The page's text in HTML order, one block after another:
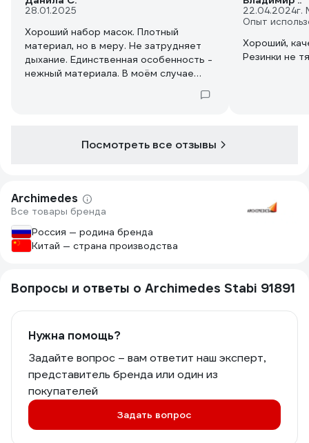
28.01.2025
Хороший набор масок. Плотный
материал, но в меру. Не затрудняет
дыхание. Единственная особенность -
нежный материала. В моём случае
одноразовые и не рассчитаны на
22.04.2024г.
Опыт
Хороший,
Резинки не
Посмотреть все отзывы
Archimedes
Все товары бренда
Россия — родина бренда
Китай — страна производства
Вопросы и ответы о Archimedes Stabi 91891
Нужна помощь?
Задайте вопрос – вам ответит наш эксперт,
представитель бренда или один из
покупателей
Задать вопрос